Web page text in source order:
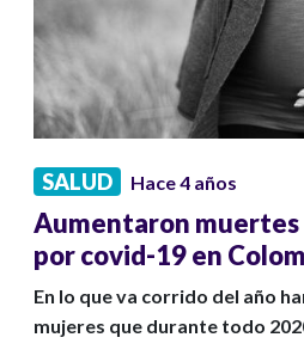
SALUD Hace 4 años
Aumentaron
por covid-19 en
En lo que va corrido del año
mujeres que durante todo